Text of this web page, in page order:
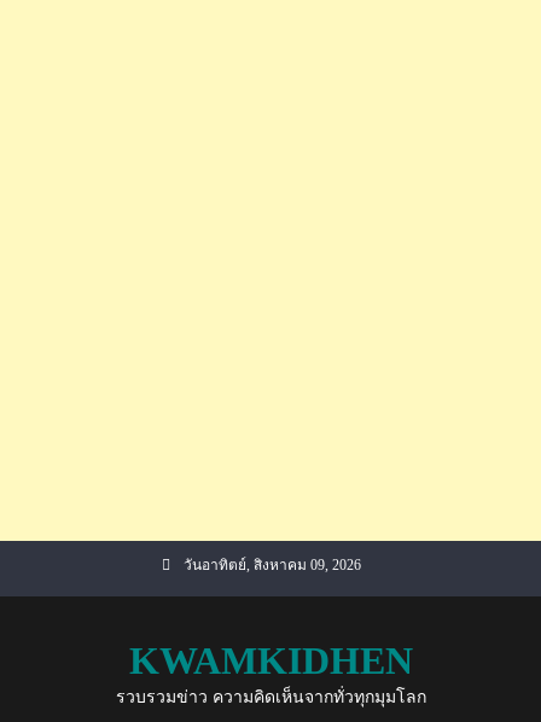
วันอาทิตย์, สิงหาคม 09, 2026
KWAMKIDHEN
รวบรวมข่าว ความคิดเห็นจากทั่วทุกมุมโลก